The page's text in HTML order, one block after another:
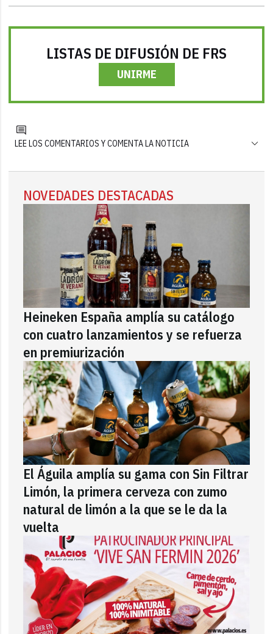
LISTAS DE DIFUSIÓN DE FRS
UNIRME
LEE LOS COMENTARIOS Y COMENTA LA NOTICIA
NOVEDADES DESTACADAS
Heineken España amplía su catálogo
con cuatro lanzamientos y se refuerza
en premiurización
El Águila amplía su gama con Sin Filtrar
Limón, la primera cerveza con zumo
natural de limón a la que se le da la
vuelta